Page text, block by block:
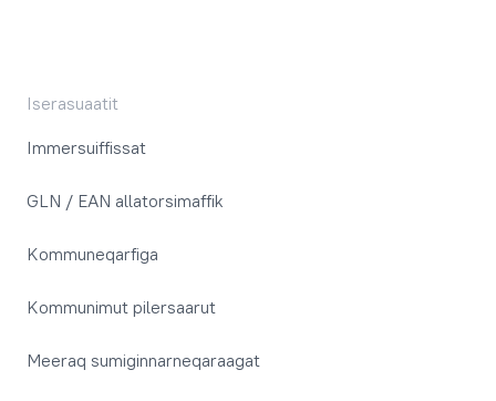
Iserasuaatit
Immersuiffissat
GLN / EAN allatorsimaffik
Kommuneqarfiga
Kommunimut pilersaarut
Meeraq sumiginnarneqaraagat